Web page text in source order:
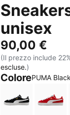
unisex
90,00 €
(Il prezzo include
escluse.)
ColorePUMA
PUMA Black-
For